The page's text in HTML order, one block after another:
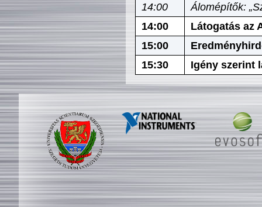
14:00
Álomépítők:
14:00
Látogatás az
15:00
15:30
Igény szerint